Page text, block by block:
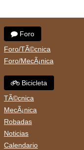
Foro
Foro/TÃ©cnica
Foro/MecÃ¡nica
Bicicleta
TÃ©cnica
MecÃ¡nica
Robadas
Noticias
Calendario